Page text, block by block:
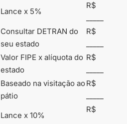
Lance x 5%
R$
Consultar DETRAN do
seu estado
R$
Valor FIPE x alíquota do
estado
R$
Baseado na visitação ao
pátio
R$
Lance x 10%
R$